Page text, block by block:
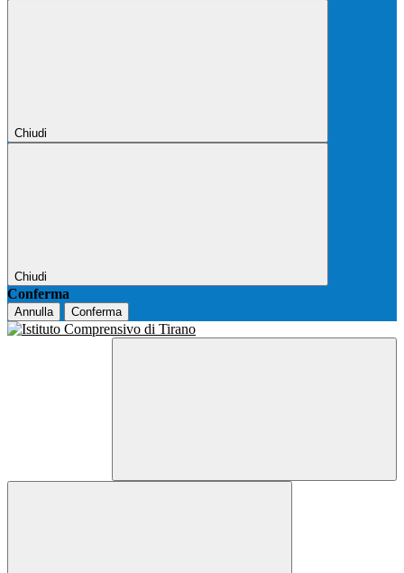
Chiudi
Chiudi
Conferma
Annulla Conferma